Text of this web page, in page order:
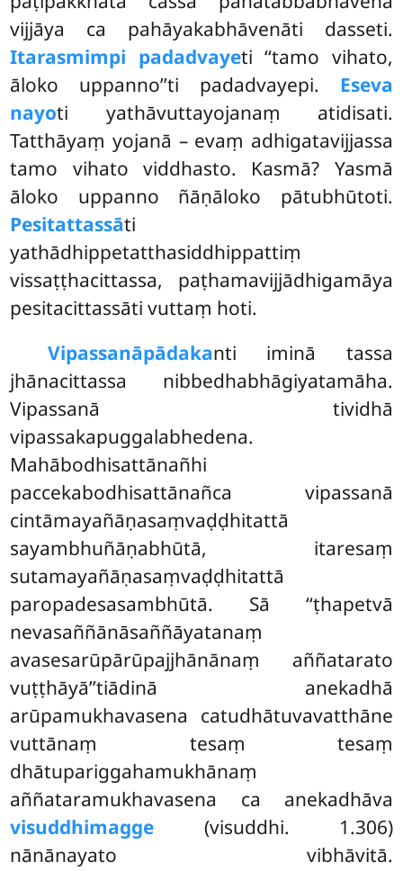
vijjāya ca pahāyakabhāvenāti dasseti.
Itarasmimpi padadvayeti ‘‘tamo vihato,
āloko uppanno’’ti padadvayepi. Eseva
nayoti yathāvuttayojanaṃ atidisati.
Tatthāyaṃ yojanā – evaṃ adhigatavijjassa
tamo vihato viddhasto. Kasmā? Yasmā
āloko uppanno ñāṇāloko pātubhūtoti.
Pesitattassāti
yathādhippetatthasiddhippattiṃ
vissaṭṭhacittassa, paṭhamavijjādhigamāya
pesitacittassāti vuttaṃ hoti.
Vipassanāpādakanti iminā tassa
jhānacittassa nibbedhabhāgiyatamāha.
Vipassanā tividhā
vipassakapuggalabhedena.
Mahābodhisattānañhi
paccekabodhisattānañca vipassanā
cintāmayañāṇasaṃvaḍḍhitattā
sayambhuñāṇabhūtā, itaresaṃ
sutamayañāṇasaṃvaḍḍhitattā
paropadesasambhūtā. Sā ‘‘ṭhapetvā
nevasaññānāsaññāyatanaṃ
avasesarūpārūpajjhānānaṃ aññatarato
vuṭṭhāyā’’tiādinā anekadhā
arūpamukhavasena catudhātuvavatthāne
vuttānaṃ tesaṃ tesaṃ
dhātupariggahamukhānaṃ
aññataramukhavasena ca anekadhāva
visuddhimagge (visuddhi. 1.306)
nānānayato vibhāvitā.